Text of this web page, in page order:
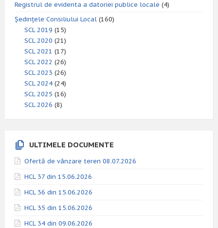
Registrul de evidenta a datoriei publice locale (4)
Ședințele Consiliului Local (160)
SCL 2019 (15)
SCL 2020 (21)
SCL 2021 (17)
SCL 2022 (26)
SCL 2023 (26)
SCL 2024 (24)
SCL 2025 (16)
SCL 2026 (8)
ULTIMELE DOCUMENTE
Ofertă de vânzare teren 08.07.2026
HCL 37 din 15.06.2026
HCL 36 din 15.06.2026
HCL 35 din 15.06.2026
HCL 34 din 09.06.2026